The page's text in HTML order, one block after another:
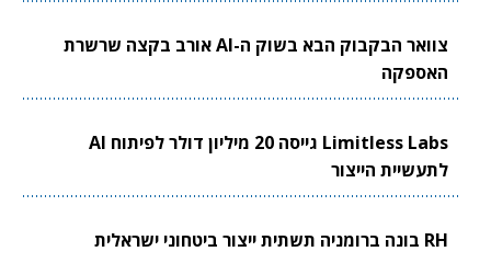
צוואר הבקבוק הבא בשוק ה-AI אורב בקצה שרשרת
האספקה
Limitless Labs גייסה 20 מיליון דולר לפיתוח AI
לתעשיית הייצור
RH בונה ברומניה תשתית ייצור ביטחוני ישראלית